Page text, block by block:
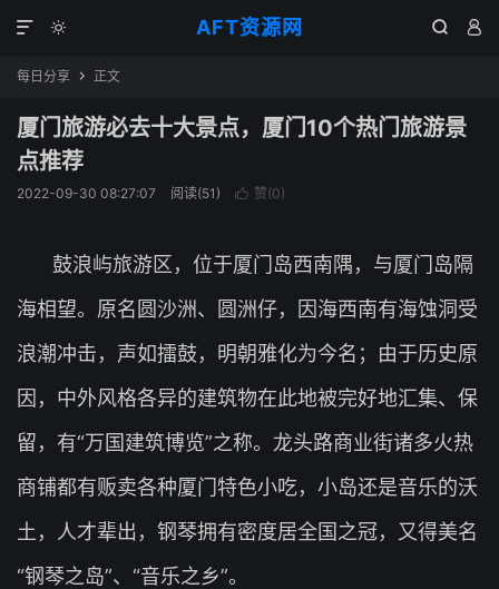
AFT资源网
  

每日分享  正文
厦门旅游必去十大景点，厦门10个热门旅游景
点推荐
2022-09-30 08:27:07 阅读(51)  赞(0)
鼓浪屿旅游区，位于厦门岛西南隅，与厦门岛隔
海相望。原名圆沙洲、圆洲仔，因海西南有海蚀洞受
浪潮冲击，声如擂鼓，明朝雅化为今名；由于历史原
因，中外风格各异的建筑物在此地被完好地汇集、保
留，有“万国建筑博览”之称。龙头路商业街诸多火热
商铺都有贩卖各种厦门特色小吃，小岛还是音乐的沃
土，人才辈出，钢琴拥有密度居全国之冠，又得美名
“钢琴之岛”、“音乐之乡”。